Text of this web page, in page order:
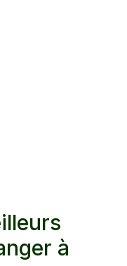
à